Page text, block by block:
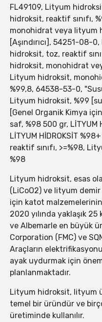
FL49109, Lityum
hidroksit, reaktif sınıfı,
monohidrat veya lityum
[Aşındırıcı], 54251-08-
hidroksit, toz, reaktif
hidroksit, monohidrat
Lityum hidroksit,
%99,8, 64538-53-0,
Lityum hidroksit, %99
[Genel Organik Kimya
saf, %98 500 gr, LİTYUM
LİTYUM HİDROKSİT
reaktif sınıfı, >=%98,
%98
Lityum hidroksit, esas
(LiCoO2) ve lityum
için katot
2020 yılında yaklaşık
ve Albemarle en büyük
Corporation (FMC) ve
Araçların
ayak uydurmak için
planlanmaktadır.
Lityum hidroksit, lityum
temel bir üründür ve
üretiminde kullanılır.